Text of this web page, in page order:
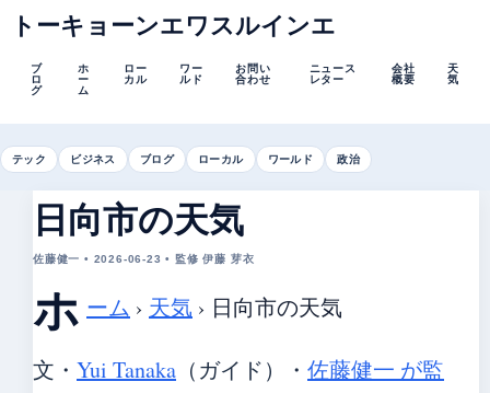
トーキョーンエワスルインエ
ブ
ロ
グ
ホ
ー
ム
ロー
カル
ワー
ルド
お問い
合わせ
ニュース
レター
会社
概要
天
気
テック ビジネス ブログ ローカル ワールド 政治
日向市の天気
佐藤健一 • 2026-06-23 • 監修 伊藤 芽衣
ホ ーム › 天気 › 日向市の天気
文・ Yui Tanaka （ガイド） ・ 佐藤健一 が監